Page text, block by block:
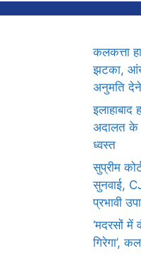
कलकत्ता
झटका,
अनुमति
अदालत के
ध्वस्त
सुप्रीम
सुनवाई,
प्रभावी
‘मदरसों में
गिरेगा’,